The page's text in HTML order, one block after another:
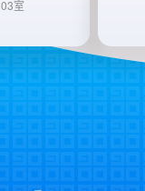
室